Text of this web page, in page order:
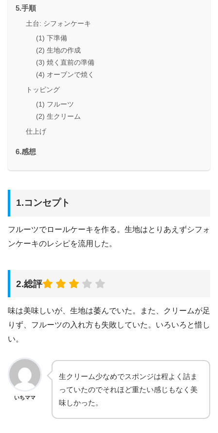
5.手順
土台: シフォンケーキ
(1) 下準備
(2) 生地の作成
(3) 焼く直前の準備
(4) オーブンで焼く
トッピング
(1) フルーツ
(2) 生クリーム
仕上げ
6.感想
1.コンセプト
フルーツでロールケーキを作る。生地はとりあえずシフォ
ンケーキのレシピを流用した。
2.総評
味は美味しいが、生地は萎んでいた。また、クリームが足
りず、フルーツの入れ方も失敗していた。いろいろと惜し
い。
いちママ
生クリーム少なめでスポンジは程よく詰ま
っていたのでそれほど重たい感じもなく美
味しかった。